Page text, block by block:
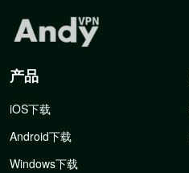
产品
iOS下载
Android下载
Windows下载